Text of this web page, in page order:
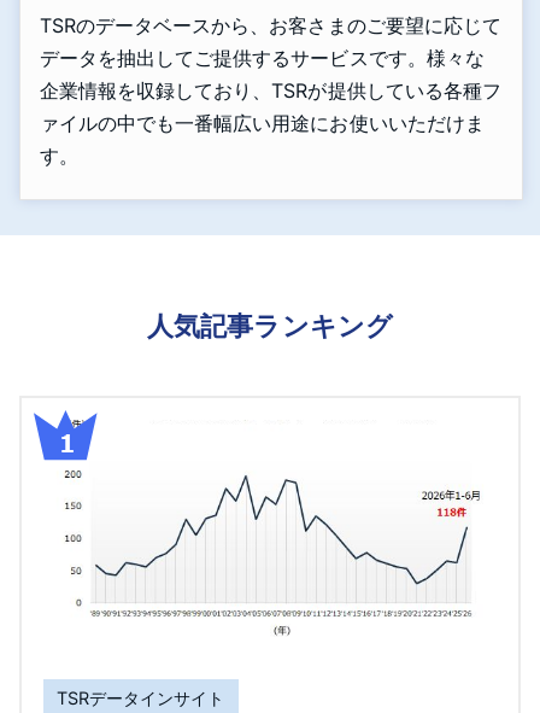
TSRのデータベースから、お客さまのご要望に応じて
データを抽出してご提供するサービスです。様々な
企業情報を収録しており、TSRが提供している各種フ
ァイルの中でも一番幅広い用途にお使いいただけま
す。
人気記事ランキング
TSRデータインサイト